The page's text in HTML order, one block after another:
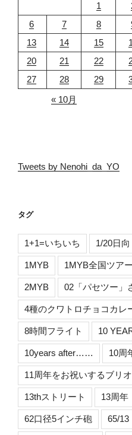
1
6
7 8
13
14 15
20
21 22
27
28 29
« 10月
Tweets by Nenohi_da_YO
タグ
1+1=いちいち 1/20日向
1MYB 1MYB全国ツアー
2MYB 02「パセツー」
4種のクワトロチョコカレ
8時間フライト 10
10years after…… 10周
11周年をお祝いするブリ
13thストリート 13周年
62口径5インチ砲 65/13